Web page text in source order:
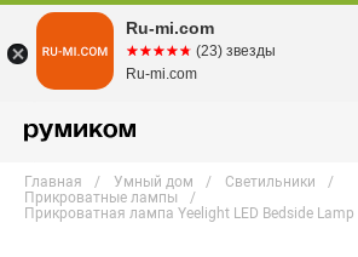
Главная Умный дом
Светильники
Прикроватные лампы
Прикроватная лампа Yeelight LED Bedside
Ru-mi.com
☆☆☆☆☆
★★★★★ (23) звезды
Ru-mi.com